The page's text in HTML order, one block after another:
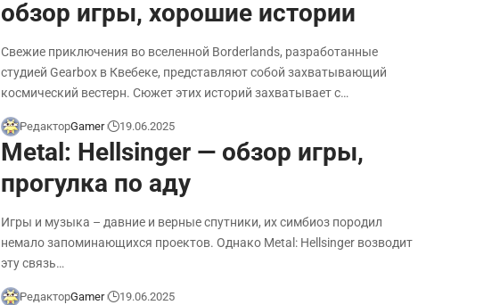
обзор игры, хорошие истории
Свежие приключения во вселенной Borderlands, разработанные
студией Gearbox в Квебеке, представляют собой захватывающий
космический вестерн. Сюжет этих историй захватывает с…
РедакторGamer 19.06.2025
Metal: Hellsinger — обзор игры,
прогулка по аду
Игры и музыка – давние и верные спутники, их симбиоз породил
немало запоминающихся проектов. Однако Metal: Hellsinger возводит
эту связь…
РедакторGamer 19.06.2025